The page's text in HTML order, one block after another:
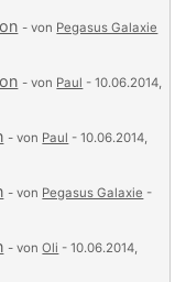
- von Pegasus Galaxie
- von Paul - 10.06.2014,
- von Paul - 10.06.2014,
- von Pegasus Galaxie -
- vonOli - 10.06.2014,